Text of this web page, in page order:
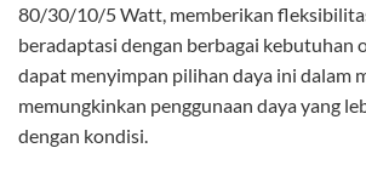
80/30/10/5 Watt, memberikan
beradaptasi dengan berbagai kebutuhan
dapat menyimpan pilihan daya ini dalam
memungkinkan penggunaan daya yang
dengan kondisi.